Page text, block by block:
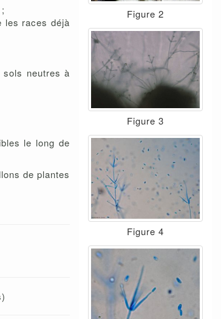
les races déjà
neutres à
le long de
de plantes
Figure 2
Figure 3
Figure 4